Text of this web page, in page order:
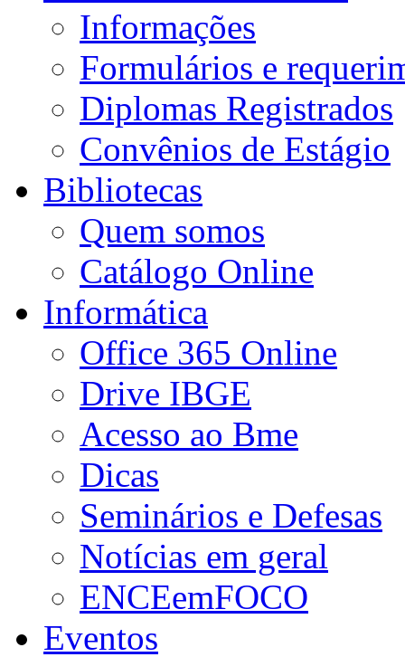
Informações
Formulários e
Diplomas Registrados
Convênios de Estágio
Bibliotecas
Quem somos
Catálogo Online
Informática
Office 365 Online
Drive IBGE
Acesso ao Bme
Dicas
Seminários e Defesas
Notícias em geral
ENCEemFOCO
Eventos